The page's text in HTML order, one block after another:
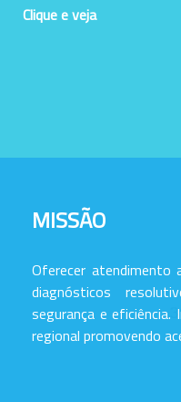
Clique e veja
MISSÃO
Oferecer atendimento
diagnósticos
segurança e eficiência.
regional promovendo